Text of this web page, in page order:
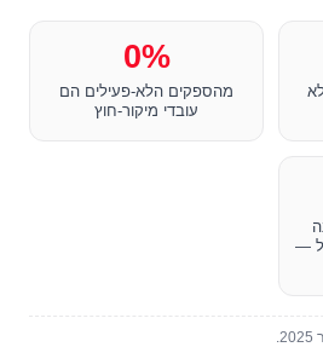
0%
מהספקים הלא-פעילים הם
עובדי מיקור-חוץ
—